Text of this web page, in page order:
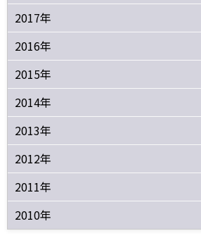
2017年
2016年
2015年
2014年
2013年
2012年
2011年
2010年